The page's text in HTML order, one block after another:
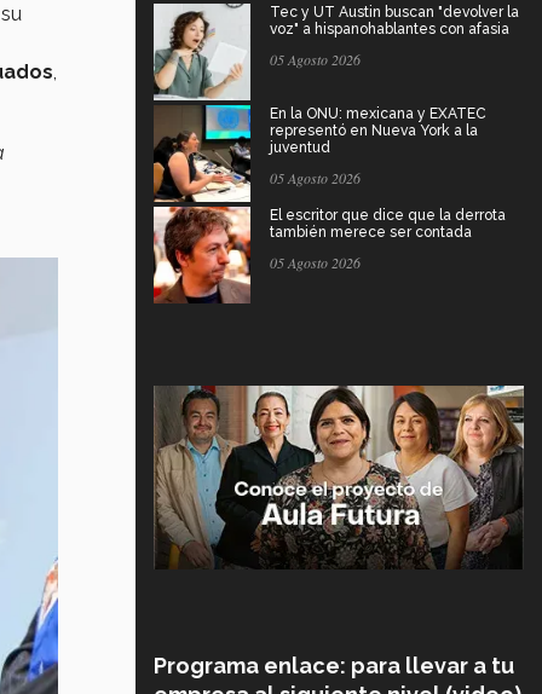
Tec y UT Austin buscan "devolver la
voz" a hispanohablantes con afasia
05 Agosto 2026
En la ONU: mexicana y EXATEC
representó en Nueva York a la
juventud
05 Agosto 2026
El escritor que dice que la derrota
también merece ser contada
05 Agosto 2026
Programa enlace: para llevar a tu